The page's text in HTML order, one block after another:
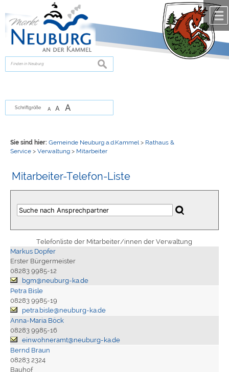
zur Navigationoder
springen.
suchen
Schriftgröße A A A
Sie sind hier: Gemeinde Neuburg a.d.Kammel > Rathaus &
Service> Verwaltung> Mitarbeiter
Mitarbeiter-Telefon-Liste
Telefonliste der Mitarbeiter/innen der Verwaltung
Markus Dopfer
Erster Bürgermeister
08283 9985-12
bgm@neuburg-ka.de
Petra Bisle
08283 9985-19
petra.bisle@neuburg-ka.de
Anna-Maria Böck
08283 9985-16
einwohneramt@neuburg-ka.de
Bernd Braun
08283 2324
Bauhof